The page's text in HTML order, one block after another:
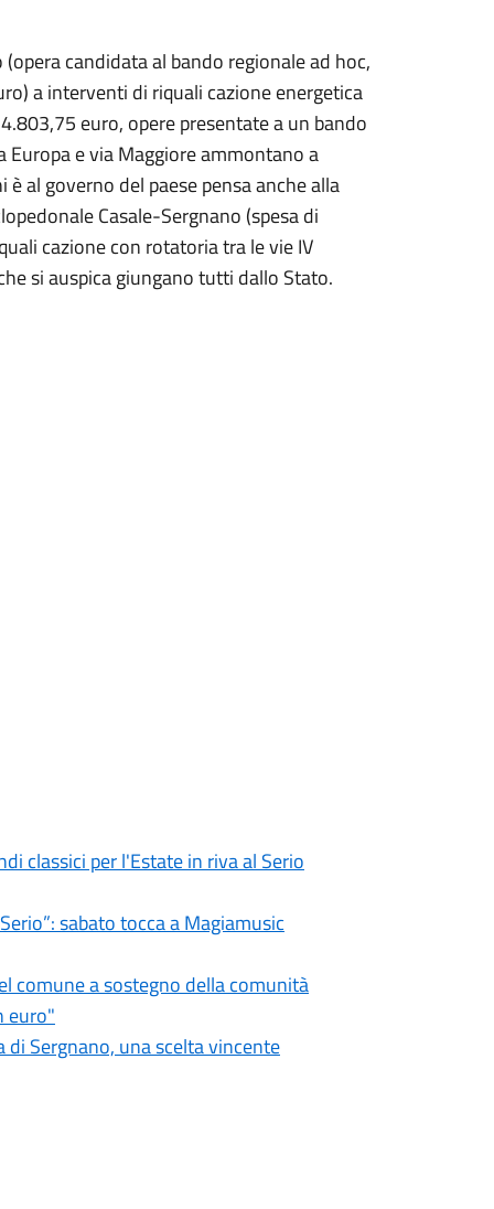
candidata al bando regionale ad hoc,
a interventi di riquali cazione energetica
euro, opere presentate a un bando
e via Maggiore ammontano a
al governo del paese pensa anche alla
Casale-Sergnano (spesa di
cazione con rotatoria tra le vie IV
si auspica giungano tutti dallo Stato.
classici per l'Estate in riva al Serio
sabato tocca a Magiamusic
comune a sostegno della comunità
euro"
di Sergnano, una scelta vincente